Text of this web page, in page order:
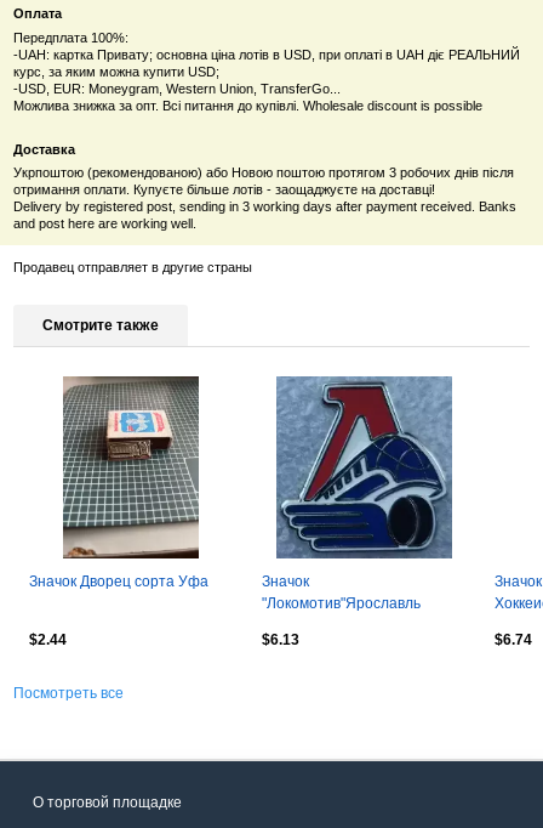
Оплата
Передплата 100%:
-UAH: картка Привату; основна ціна лотів в USD, при оплаті в UAH діє РЕАЛЬНИЙ
курс, за яким можна купити USD;
-USD, EUR: Moneygram, Western Union, TransferGo...
Можлива знижка за опт. Всі питання до купівлі. Wholesale discount is possible
Доставка
Укрпоштою (рекомендованою) або Новою поштою протягом 3 робочих днів після
отримання оплати. Купуєте більше лотів - заощаджуєте на доставці!
Delivery by registered post, sending in 3 working days after payment received. Banks
and post here are working well.
Продавец отправляет в другие страны
Смотрите также
Значок Дворец сорта Уфа
$2.44
Значок
"Локомотив"Ярославль
$6.13
$6.74
Посмотреть все
О торговой площадке